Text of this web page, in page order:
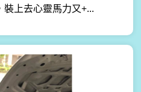
上去心靈馬力又+...